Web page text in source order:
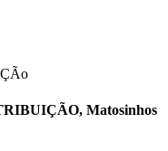
Matosinhos